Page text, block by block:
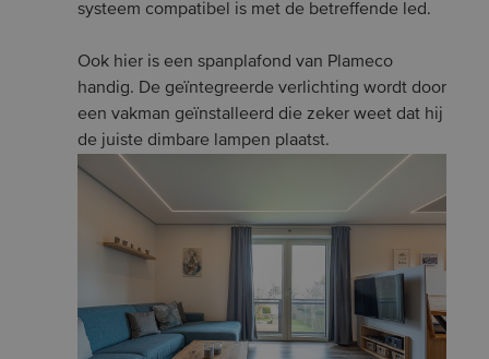
systeem compatibel is met de betreffende led.
Ook hier is een spanplafond van Plameco
handig. De geïntegreerde verlichting wordt door
een vakman geïnstalleerd die zeker weet dat hij
de juiste dimbare lampen plaatst.